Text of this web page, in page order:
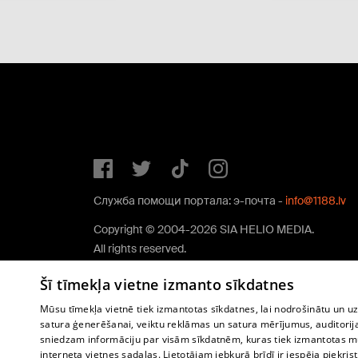
Служба помощи портала: э-почта - info@1188.lv
Copyright © 2004-2026 SIA HELIO MEDIA.
All rights reserved.
Šī tīmekļa vietne izmanto sīkdatnes
Mūsu tīmekļa vietnē tiek izmantotas sīkdatnes, lai nodrošinātu un
satura ģenerēšanai, veiktu reklāmas un satura mērījumus,
sniedzam informāciju par visām sīkdatnēm, kuras tiek izmantotas
interneta vietnes sadaļas. Lietotājam jebkurā brīdī ir iespēja